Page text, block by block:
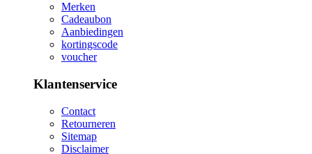
Merken
Cadeaubon
Aanbiedingen
kortingscode
voucher
Klantenservice
Contact
Retourneren
Sitemap
Disclaimer